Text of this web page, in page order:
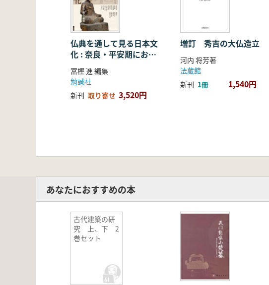
仏典を通して見る日本文
化 : 奈良・平安期におけ
る仏教の受容・融合・展
開
冨樫 進 編集
勉誠社
新刊 取り寄せ 3,520円
増訂 秀吉の大仏造立
河内 将芳著
法蔵館
新刊 1冊 1,540円
あなたにおすすめの本
古代建築の研
究 上、下 2
巻セット